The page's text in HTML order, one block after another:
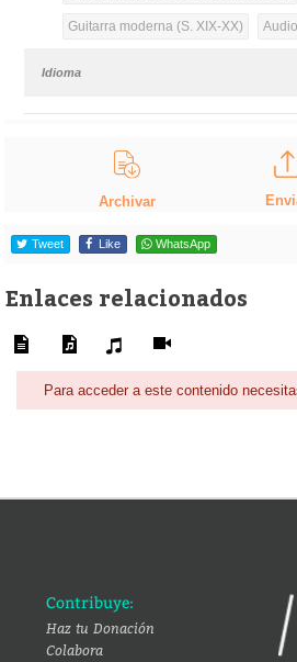
Guitarra moderna (S. XIX-XX)
Idioma
Archivar
Tweet Like WhatsApp
Enlaces relacionados
Para acceder a este contenido
Contribuye:
Haz tu Donación
Colabora